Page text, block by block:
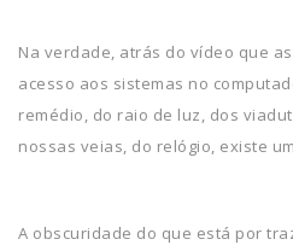
Na verdade, atrás do vídeo que
acesso aos sistemas no
remédio, do raio de luz, dos
nossas veias, do relógio, existe
A obscuridade do que está por